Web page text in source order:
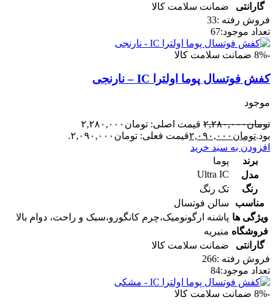
گارانتی
ضمانت سلامت کالا
فروش رفته :33
تعداد موجود:67
-8% ضمانت سلامت کالا
کفش فوتسال پوما اولترا IC – نارنجی
موجود
تومان۲,۲۸۰,۰۰۰
قیمت اصلی: تومان۲,۲۸۰,۰۰۰
بود.تومان ۲,۰۹۰,۰۰۰قیمت فعلی: تومان۲,۰۹۰,۰۰۰.
افزودن به سبد خرید
برند
پوما
مدل
Ultra IC
رنگ
تک رنگ
مناسب
سالن فوتسال
ویژگی ها پاشنه ارگونومیک،چرم کانگورو،سبک و راحت، دوام بالا
فروشگاه منیریه
گارانتی
ضمانت سلامت کالا
فروش رفته :266
تعداد موجود:84
-8% ضمانت سلامت کالا